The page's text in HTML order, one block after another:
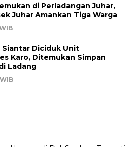
di Perladangan Juhar,
Juhar Amankan Tiga Warga
Siantar Diciduk Unit
Karo, Ditemukan Simpan
Ladang